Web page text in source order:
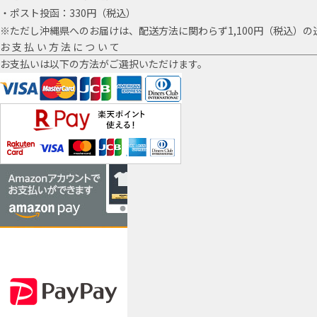
・ポスト投函：330円（税込）
※ただし沖縄県へのお届けは、配送方法に関わらず1,100円（税込）の
お支払い方法について
お支払いは以下の方法がご選択いただけます。